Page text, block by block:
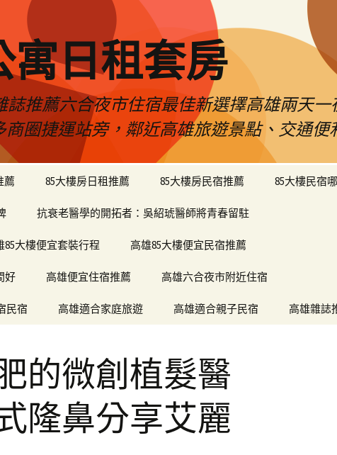
寓日租套房
推薦六合夜市住宿最佳新選擇高雄兩天一
圈捷運站旁，鄰近高雄旅遊景點、交通便
薦 85大樓房日租推薦 85大樓房民宿推薦 85大樓民宿
抗衰老醫學的開拓者：吳紹琥醫師將青春留駐
85大樓便宜套裝行程 高雄85大樓便宜民宿推薦
好 高雄便宜住宿推薦 高雄六合夜市附近住宿
民宿 高雄適合家庭旅遊 高雄適合親子民宿 高雄雜誌
的微創植髮醫
隆鼻分享艾麗